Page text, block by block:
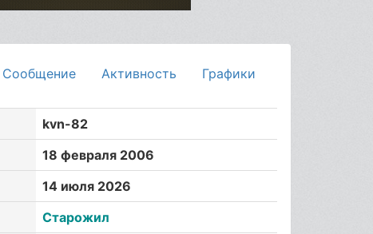
Сообщение Активность Графики
kvn-82
18 февраля 2006
14 июля 2026
Старожил